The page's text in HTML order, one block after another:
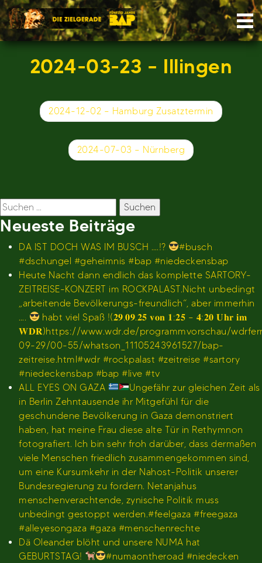
Skip
to
content
2024-03-23 – Illingen
Beitragsnavigation
2024-12-02 – Hamburg Zusatztermin
2024-07-03 – Nürnberg
Suchen
nach:
Neueste Beiträge
DA IST DOCH WAS IM BUSCH ….!?
#busch
#dschungel #geheimnis #bap #niedeckensbap
Heute Nacht dann endlich das komplette SARTORY-
ZEITREISE-KONZERT im ROCKPALAST.Nicht unbedingt
„arbeitende Bevölkerungs-freundlich“, aber immerhin
….
habt viel Spaß !(𝟐𝟗.𝟎𝟗.𝟐𝟓 𝐯𝐨𝐧 𝟏:𝟐𝟓 – 𝟒:𝟐𝟎 𝐔𝐡𝐫 𝐢𝐦
𝐖𝐃𝐑)https://www.wdr.de/programmvorschau/
09-29/00-55/whatson_11105243961527/bap-
zeitreise.html#wdr #rockpalast #zeitreise #sartory
#niedeckensbap #bap #live #tv
ALL EYES ON GAZA
Ungefähr zur gleichen Zeit als
in Berlin Zehntausende ihr Mitgefühl für die
geschundene Bevölkerung in Gaza demonstriert
haben, hat meine Frau diese alte Tür in Rethymnon
fotografiert. Ich bin sehr froh darüber, dass dermaßen
viele Menschen friedlich zusammengekommen sind,
um eine Kursumkehr in der Nahost-Politik unserer
Bundesregierung zu fordern. Netanjahus
menschenverachtende, zynische Politik muss
unbedingt gestoppt werden.#feelgaza #freegaza
#alleyesongaza #gaza #menschenrechte
Dä Oleander blöht und unsere NUMA hat
GEBURTSTAG!
#numaontheroad #niedecken